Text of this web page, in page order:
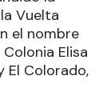
Vuelta
el nombre
Elisa
El Colorado,